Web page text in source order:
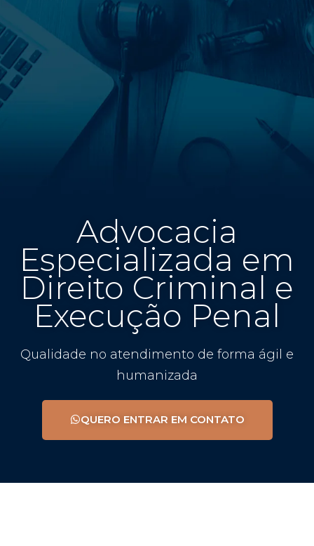
Advocacia
Especializada em
Direito Criminal e
Execução Penal
Qualidade no atendimento de forma ágil e
humanizada
QUERO ENTRAR EM CONTATO